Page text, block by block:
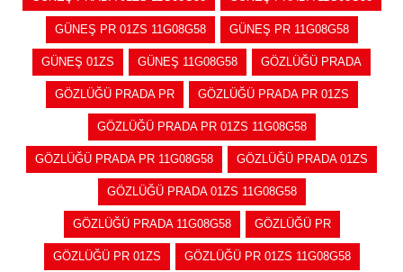
GÜNEŞ PR 01ZS 11G08G58 GÜNEŞ PR 11G08G58
GÜNEŞ 01ZS GÜNEŞ 11G08G58 GÖZLÜĞÜ PRADA
GÖZLÜĞÜ PRADA PR GÖZLÜĞÜ PRADA PR 01ZS
GÖZLÜĞÜ PRADA PR 01ZS 11G08G58
GÖZLÜĞÜ PRADA PR 11G08G58 GÖZLÜĞÜ PRADA 01ZS
GÖZLÜĞÜ PRADA 01ZS 11G08G58
GÖZLÜĞÜ PRADA 11G08G58 GÖZLÜĞÜ PR
GÖZLÜĞÜ PR 01ZS GÖZLÜĞÜ PR 01ZS 11G08G58